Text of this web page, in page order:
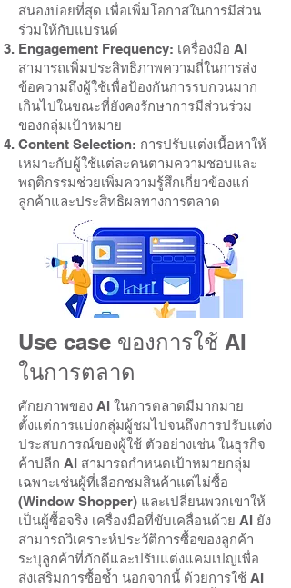
สนองบ่อยที่สุด เพื่อเพิ่มโอกาสในการมีส่วน
ร่วมให้กับแบรนด์
Engagement Frequency: เครื่องมือ AI
สามารถเพิ่มประสิทธิภาพความถี่ในการส่ง
ข้อความถึงผู้ใช้เพื่อป้องกันการรบกวนมาก
เกินไปในขณะที่ยังคงรักษาการมีส่วนร่วม
ของกลุ่มเป้าหมาย
Content Selection: การปรับแต่งเนื้อหาให้
เหมาะกับผู้ใช้แต่ละคนตามความชอบและ
พฤติกรรมช่วยเพิ่มความรู้สึกเกี่ยวข้องแก่
ลูกค้าและประสิทธิผลทางการตลาด
Use case ของการใช้ AI
ในการตลาด
ศักยภาพของ AI ในการตลาดมีมากมาย
ตั้งแต่การแบ่งกลุ่มผู้ชมไปจนถึงการปรับแต่ง
ประสบการณ์ของผู้ใช้ ตัวอย่างเช่น ในธุรกิจ
ค้าปลีก AI สามารถกำหนดเป้าหมายกลุ่ม
เฉพาะเช่นผู้ที่เลือกชมสินค้าแต่ไม่ซื้อ
(Window Shopper) และเปลี่ยนพวกเขาให้
เป็นผู้ซื้อจริง เครื่องมือที่ขับเคลื่อนด้วย AI ยัง
สามารถวิเคราะห์ประวัติการซื้อของลูกค้า
ระบุลูกค้าที่ภักดีและปรับแต่งแคมเปญเพื่อ
ส่งเสริมการซื้อซ้ำ นอกจากนี้ ด้วยการใช้ AI